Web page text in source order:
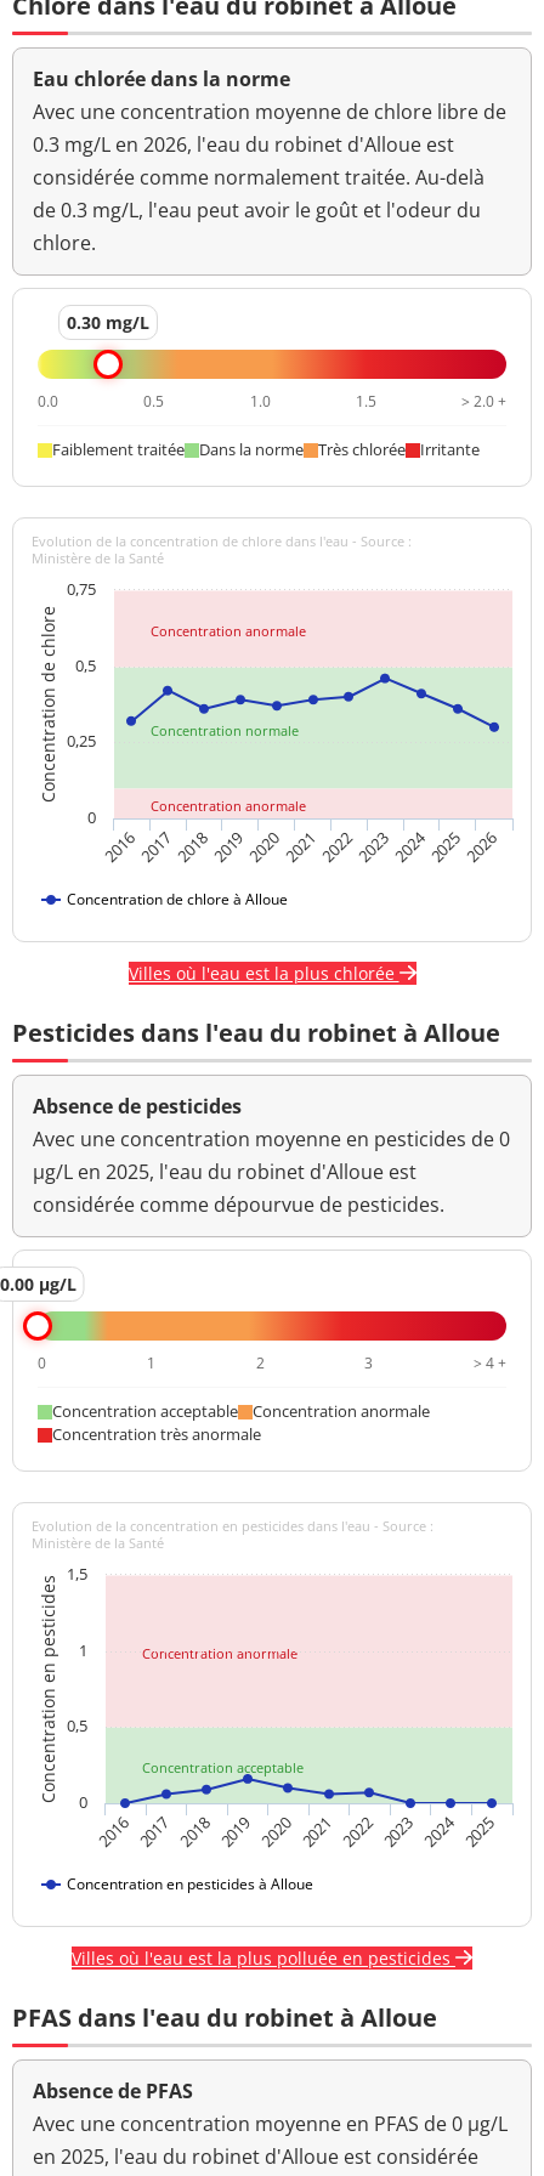
Eau chlorée dans la norme
Avec une concentration moyenne de chlore libre de
0.3 mg/L en 2026, l'eau du robinet d'Alloue est
considérée comme normalement traitée. Au-delà
de 0.3 mg/L, l'eau peut avoir le goût et l'odeur du
chlore.
0.30 mg/L
0.0 0.5 1.0 1.5 > 2.0 +
Faiblement traitée Dans la norme Très chlorée Irritante
Concentration normale
Concentration anormale
Concentration anormale
Concentration de chlore
Evolution de la concentration de chlore dans l'eau - Source :
Ministère de la Santé
Concentration de chlore à Alloue
20162017 201820192020202120222023202420252026
0
0,25
0,5
0,75
Villes où l'eau est la plus chlorée
Pesticides dans l'eau du robinet à Alloue
Absence de pesticides
Avec une concentration moyenne en pesticides de 0
µg/L en 2025, l'eau du robinet d'Alloue est
considérée comme dépourvue de pesticides.
0.00 µg/L
0 1 2 3 > 4 +
Concentration acceptable
Concentration anormale
Concentration très anormale
Concentration acceptable
Concentration anormale
Concentration en pesticides
Evolution de la concentration en pesticides dans l'eau - Source :
Ministère de la Santé
Concentration en pesticides à Alloue
2016 2017 2018 2019 2020 2021 2022 2023 2024 2025
0
0,5
1
1,5
Villes où l'eau est la plus polluée en pesticides
PFAS dans l'eau du robinet à Alloue
Absence de PFAS
Avec une concentration moyenne en PFAS de 0 µg/L
en 2025, l'eau du robinet d'Alloue est considérée